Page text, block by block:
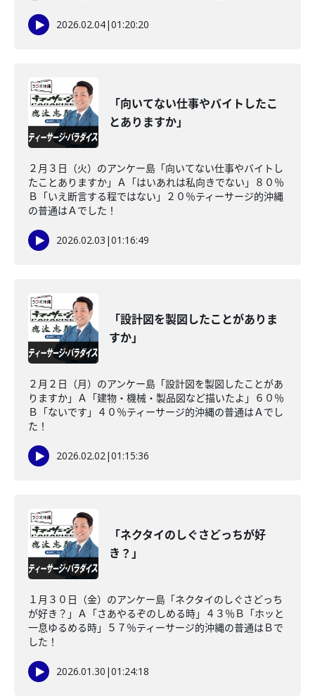
2026.02.04|01:20:20
「向いてない仕事やバイトしたこ
とありますか」
２月３日（火）のアンケー島「向いてない仕事やバイトし
たことありますか」Ａ「はいあれは私向きでない」８０％
Ｂ「いえ断言する程ではない」２０％ティーサージ的沖縄
の普通はＡでした！
2026.02.03 |01:16:49
「設計図を製図したことがありま
すか」
２月２日（月）のアンケー島「設計図を製図したことがあ
りますか」Ａ「建物・機械・製品図など描いたよ」６０％
Ｂ「ないです」４０％ティーサージ的沖縄の普通はＡでし
た！
2026.02.02|01:15:36
「ネクタイのしぐさどっちが好
き？」
１月３０日（金）のアンケー島「ネクタイのしぐさどっち
が好き？」Ａ「さあやるぞのしめる時」４３％Ｂ「ホッと
一息ゆるめる時」５７％ティーサージ的沖縄の普通はＢで
した！
2026.01.30 |01:24:18